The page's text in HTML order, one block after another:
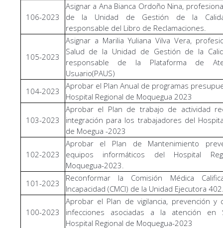
106-2023
Asignar a Ana Bianca Ordoño Nina,
de la Unidad de Gestión de la
responsable del Libro de Reclamaciones.
105-2023
Asignar a Marilia Yuliana Vilva Vera,
Salud de la Unidad de Gestión de la
responsable de la Plataforma de
Usuario(PAUS)
104-2023
Aprobar el Plan Anual de programas
Hospital Regional de Moquegua 2023
103-2023
Aprobar el Plan de trabajo de actividad
integración para los trabajadores del
de Moegua -2023
102-2023
Aprobar el Plan de Mantenimiento
equipos informáticos del Hospital
Moquegua-2023.
101-2023
Reconformar la Comisión Médica
Incapacidad (CMCI) de la Unidad Ejecutora
100-2023
Aprobar el Plan de vigilancia, prevención y
infecciones asociadas a la atención en
Hospital Regional de Moquegua-2023